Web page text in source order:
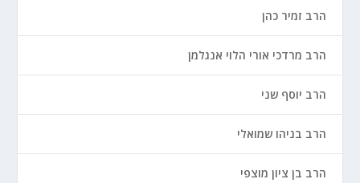
הרב זמיר כהן
הרב מרדכי אורי הלוי אנגלמן
הרב יוסף שני
הרב בניהו שמואלי
הרב בן ציון מוצפי